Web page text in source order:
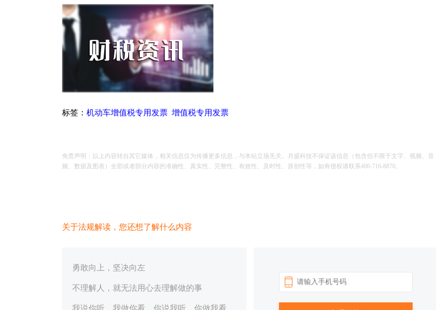
标签： 机动车增值税专用发票 增值税专用发票
免责声明：以上内容转自其它媒体，相关信息仅为传播更多信息，与本站立场无关。月盛科技不保证该信息（包含但不限于文字、视频、音
频、数据及图表）全部或者部分内容的准确性、真实性、完整性、有效性、及时性、原创性等，如有侵权请联系400-716-8870。
关于法规解读，您还想了解什么内容
勇敢向上，坚决向左
不理解人，就无法用心去理解做的事
我说你听，我做你看，你说我听，你做我看